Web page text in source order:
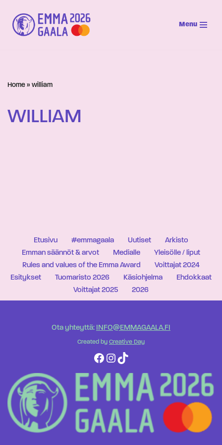
Siirry
suoraan
Menu
Home » william
WILLIAM
Etusivu #emmagaala Uutiset
Arkisto
Emman säännöt & arvot
Medialle
Yleisölle / liput
Rules and values of the Emma Award
Voittajat 2024
Esitykset
Tuomaristo 2026 Käsiohjelma
Ehdokkaat
Voittajat 2025
2026
Ota yhteyttä: INFO@EMMAGAALA.FI
Created by Creative Day